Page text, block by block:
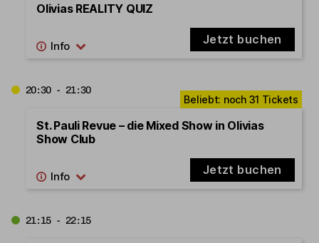
Olivias REALITY QUIZ
Jetzt buchen
20:30 - 21:30
St. Pauli Revue – die Mixed Show in Olivias
Show Club
Jetzt buchen
21:15 - 22:15